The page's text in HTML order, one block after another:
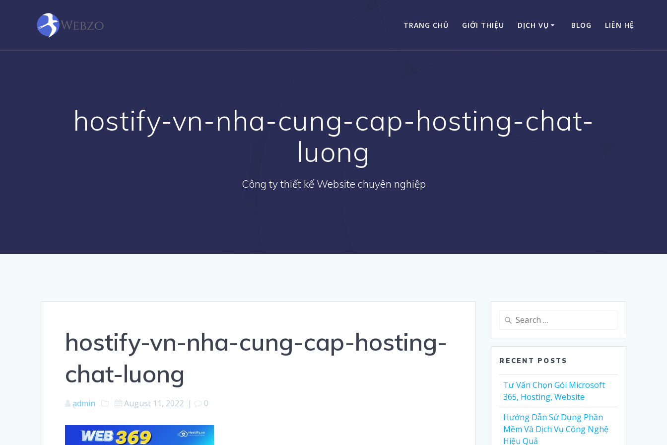
TRANG CHỦ GIỚI THIỆU DỊCH VỤ BLOG LIÊN HỆ
hostify-vn-nha-cung-cap-hosting-chat-
luong
Công ty thiết kế Website chuyên nghiệp
hostify-vn-nha-cung-cap-hosting-
chat-luong
admin August 11, 2022 | 0
Search
RECENT POSTS
Tư Vấn Chọn Gói Microsoft
365, Hosting, Website
Hướng Dẫn Sử Dụng Phần
Mềm Và Dịch Vụ Công Nghệ
Hiệu Quả